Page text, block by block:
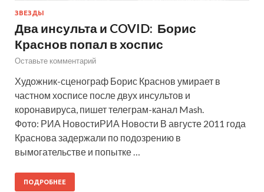
ЗВЕЗДЫ
Два инсульта и COVID: Борис
Краснов попал в хоспис
Оставьте комментарий
Художник-сценограф Борис Краснов умирает в
частном хосписе после двух инсультов и
коронавируса, пишет телеграм-канал Mash.
Фото: РИА НовостиРИА Новости В августе 2011 года
Краснова задержали по подозрению в
вымогательстве и попытке …
ПОДРОБНЕЕ